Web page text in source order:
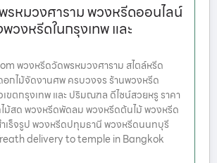
หมวงศาราม พวงหรีดออนไลน์
วงหรีดในกรุงเทพ และ
พวงหรีดวัดพรหมวงศาราม สไตล์หรีด
กไม้จัดงานศพ ครบวงจร ร้านพวงหรีด
ขตกรุงเทพ และ ปริมณฑล ดีไซน์สวยหรู ราคา
ม้สด พวงหรีดพัดลม พวงหรีดต้นไม้ พวงหรีด
เร็จรูป พวงหรีดปทุมธานี พวงหรีดนนทบุรี
delivery to temple in Bangkok